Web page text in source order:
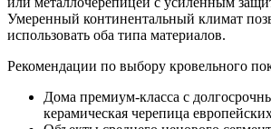
Умеренный континентальный климат
использовать оба типа материалов.
Рекомендации по выбору кровельного
Дома премиум-класса с
керамическая черепица